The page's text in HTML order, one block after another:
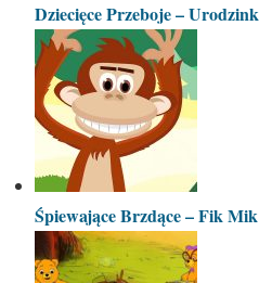
Dziecięce Przeboje –
Śpiewające Brzdące – Fik